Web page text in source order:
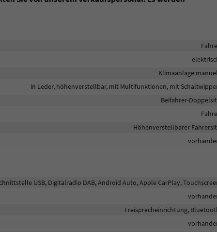
Klimaanlage
in Leder, höhenverstellbar, mit Multifunktionen, mit
Beifahrer-
Höhenverstellbarer
USB, Digitalradio DAB, Android Auto, Apple CarPlay,
Freisprecheinrichtung,